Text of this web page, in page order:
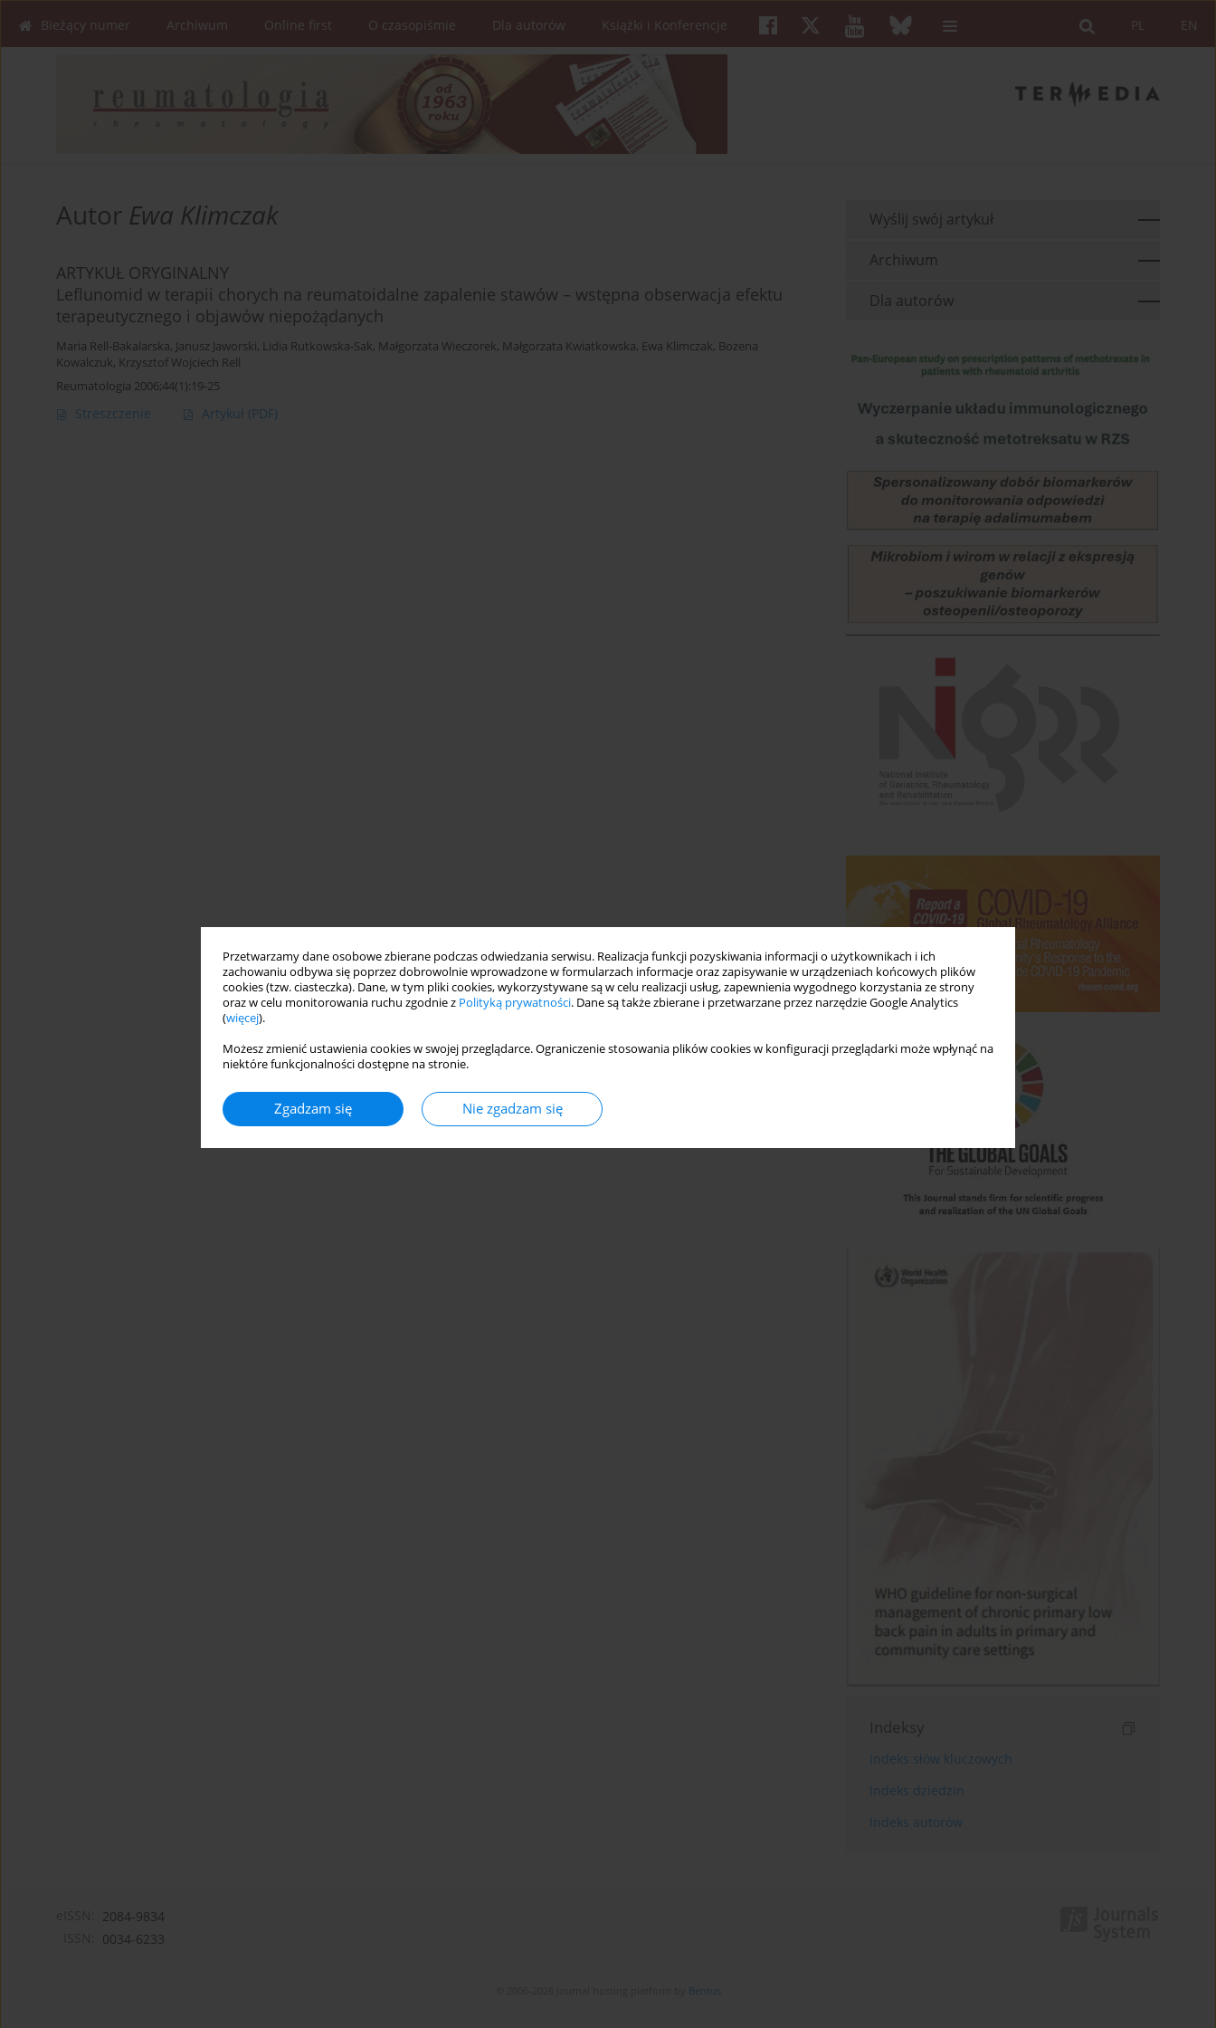
Przetwarzamy dane osobowe zbierane podczas odwiedzania serwisu. Realizacja funkcji pozyskiwania informacji o użytkownikach i ich
zachowaniu odbywa się poprzez dobrowolnie wprowadzone w formularzach informacje oraz zapisywanie w urządzeniach końcowych plików
cookies (tzw. ciasteczka). Dane, w tym pliki cookies, wykorzystywane są w celu realizacji usług, zapewnienia wygodnego korzystania ze strony
oraz w celu monitorowania ruchu zgodnie z Polityką prywatności. Dane są także zbierane i przetwarzane przez narzędzie Google Analytics
(więcej).
Możesz zmienić ustawienia cookies w swojej przeglądarce. Ograniczenie stosowania plików cookies w konfiguracji przeglądarki może wpłynąć na
niektóre funkcjonalności dostępne na stronie.
Zgadzam się Nie zgadzam się
EN
PL
Bieżący numer Archiwum Online first O czasopiśmie Dla autorów Książki i Konferencje
Autor Ewa Klimczak
ARTYKUŁ ORYGINALNY
Leflunomid w terapii chorych na reumatoidalne zapalenie stawów – wstępna obserwacja efektu
terapeutycznego i objawów niepożądanych
Maria Rell-Bakalarska, Janusz Jaworski, Lidia Rutkowska-Sak, Małgorzata Wieczorek, Małgorzata Kwiatkowska, Ewa Klimczak, Bożena
Kowalczuk, Krzysztof Wojciech Rell
Reumatologia 2006;44(1):19-25
Streszczenie Artykuł (PDF)
Wyślij swój artykuł
Archiwum
Dla autorów
Indeksy
Indeks słów kluczowych
Indeks dziedzin
Indeks autorów
2084-9834
0034-6233
Bentus